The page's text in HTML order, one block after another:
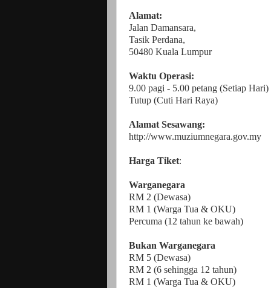
Alamat:
Jalan Damansara,
Tasik Perdana,
50480 Kuala Lumpur
Waktu Operasi:
9.00 pagi - 5.00 petang (Setiap Hari)
Tutup (Cuti Hari Raya)
Alamat Sesawang:
http://www.muziumnegara.gov.my
Harga Tiket:
Warganegara
RM 2 (Dewasa)
RM 1 (Warga Tua & OKU)
Percuma (12 tahun ke bawah)
Bukan Warganegara
RM 5 (Dewasa)
RM 2 (6 sehingga 12 tahun)
RM 1 (Warga Tua & OKU)